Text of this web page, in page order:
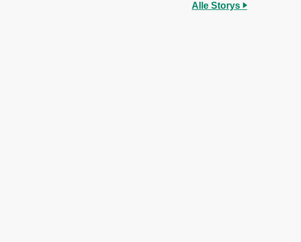
Alle Storys